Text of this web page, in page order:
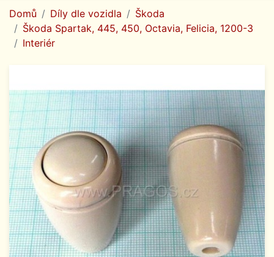
Domů Díly dle vozidla
Škoda
Škoda Spartak, 445, 450, Octavia, Felicia, 1200-3
Interiér